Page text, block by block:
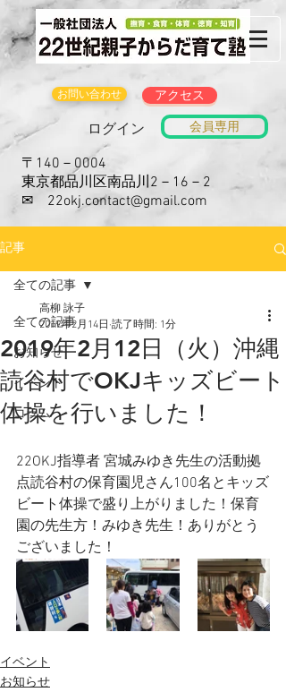
お問い合わせ アクセス
ログイン 会員専用
〒140－0004
東京都品川区南品川2－16－2
​✉ 22okj.contact@gmail.com
記事
全ての記事
お知らせ
イベント
コラム
全ての記事
2019年2月12日（火）沖縄
読谷村でOKJキッズビート
体操を行いました！
高柳 詠子
2019年2月14日 読了時間: 1分
22OKJ指導者 宮城みゆき先生の活動拠
点読谷村の保育園児さん100名とキッズ
ビート体操で盛り上がりました！保育
園の先生方！みゆき先生！ありがとう
ございました！
イベント
お知らせ